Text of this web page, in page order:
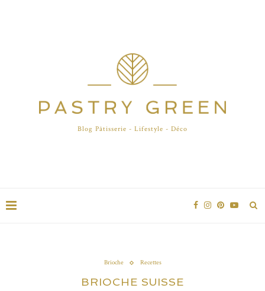
Blog Pâtisserie - Lifestyle - Déco
Brioche Recettes
BRIOCHE SUISSE